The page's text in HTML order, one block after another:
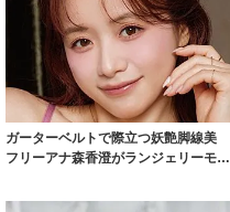
ガーターベルトで際立つ妖艶脚線美
フリーアナ森香澄がランジェリーモデ